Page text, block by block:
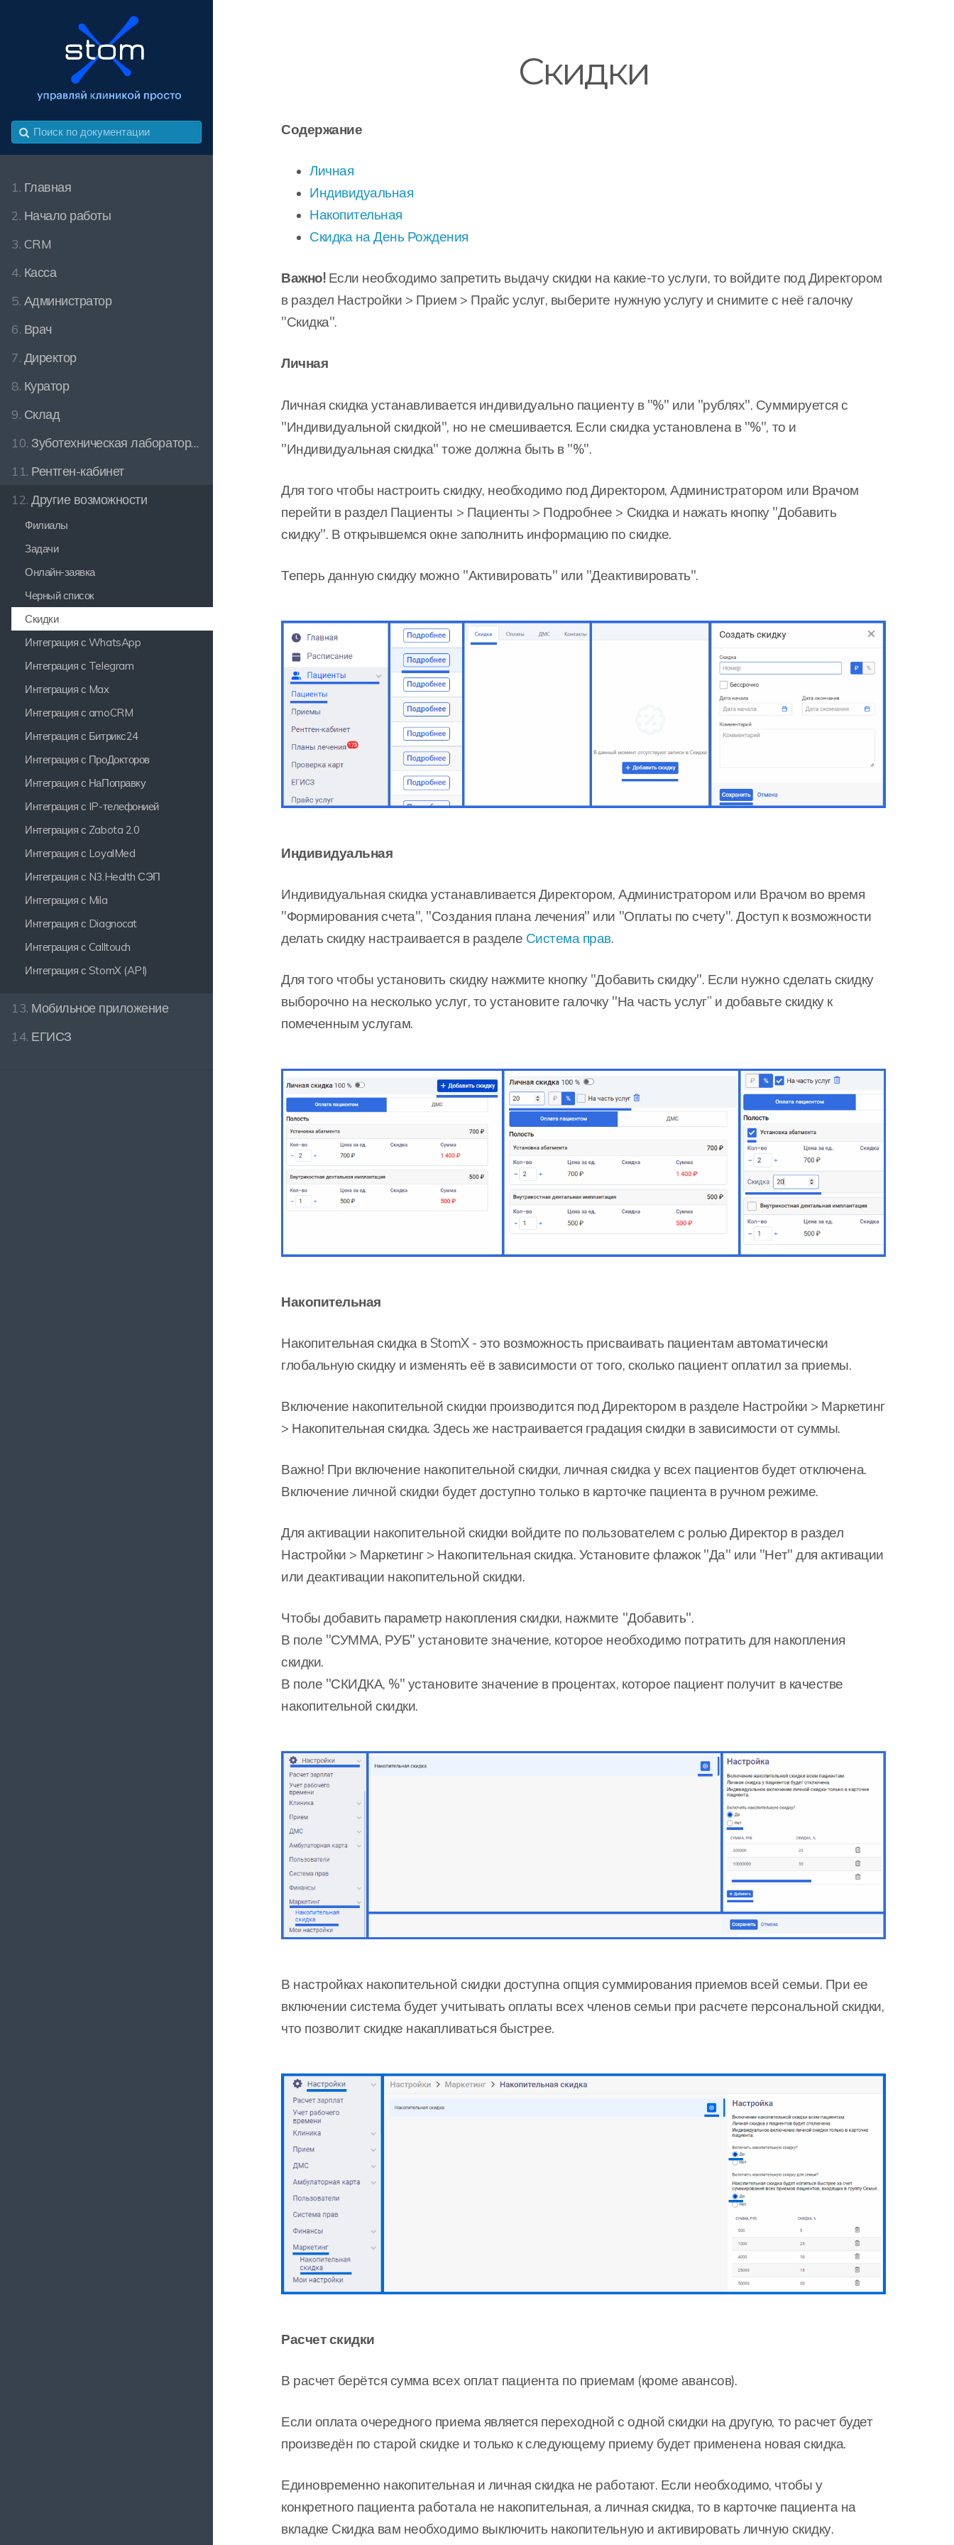
1. Главная
2. Начало работы
3. CRM
4. Касса
5. Администратор
6. Врач
7. Директор
8. Куратор
9. Склад
10. Зуботехническая лаборатория
11. Рентген-кабинет
12.Другие возможности
Филиалы
Задачи
Онлайн-заявка
Черный список
Скидки
Интеграция с WhatsApp
Интеграция с Telegram
Интеграция с Max
Интеграция с amoCRM
Интеграция с Битрикс24
Интеграция с ПроДокторов
Интеграция с НаПоправку
Интеграция с IP-телефонией
Интеграция с Zabota 2.0
Интеграция с LoyalMed
Интеграция с N3.Health СЭП
Интеграция с Mila
Интеграция с Diagnocat
Интеграция с Calltouch
Интеграция с StomX (API)
13. Мобильное приложение
14. ЕГИСЗ
Скидки
Содержание
Личная
Индивидуальная
Накопительная
Скидка на День Рождения
Важно!Если необходимо запретить выдачу скидки на какие-то услуги, то войдите под Директором
в раздел Настройки > Прием > Прайс услуг, выберите нужную услугу и снимите с неё галочку
"Скидка".
Личная
Личная скидка устанавливается индивидуально пациенту в "%" или "рублях". Суммируется с
"Индивидуальной скидкой", но не смешивается. Если скидка установлена в "%", то и
"Индивидуальная скидка" тоже должна быть в "%".
Для того чтобы настроить скидку, необходимо под Директором, Администратором или Врачом
перейти в раздел Пациенты > Пациенты > Подробнее > Скидка и нажать кнопку "Добавить
скидку". В открывшемся окне заполнить информацию по скидке.
Теперь данную скидку можно "Активировать" или "Деактивировать".
Индивидуальная
Индивидуальная скидка устанавливается Директором, Администратором или Врачом во время
"Формирования счета", "Создания плана лечения" или "Оплаты по счету". Доступ к возможности
делать скидку настраивается в разделе Система прав.
Для того чтобы установить скидку нажмите кнопку "Добавить скидку". Если нужно сделать скидку
выборочно на несколько услуг, то установите галочку "На часть услуг” и добавьте скидку к
помеченным услугам.
Накопительная
Накопительная скидка в StomX - это возможность присваивать пациентам автоматически
глобальную скидку и изменять её в зависимости от того, сколько пациент оплатил за приемы.
Включение накопительной скидки производится под Директором в разделе Настройки > Маркетинг
> Накопительная скидка. Здесь же настраивается градация скидки в зависимости от суммы.
Важно! При включение накопительной скидки, личная скидка у всех пациентов будет отключена.
Включение личной скидки будет доступно только в карточке пациента в ручном режиме.
Для активации накопительной скидки войдите по пользователем с ролью Директор в раздел
Настройки > Маркетинг > Накопительная скидка. Установите флажок "Да" или "Нет" для активации
или деактивации накопительной скидки.
Чтобы добавить параметр накопления скидки, нажмите "Добавить".
В поле "СУММА, РУБ" установите значение, которое необходимо потратить для накопления
скидки.
В поле "СКИДКА, %" установите значение в процентах, которое пациент получит в качестве
накопительной скидки.
В настройках накопительной скидки доступна опция суммирования приемов всей семьи. При ее
включении система будет учитывать оплаты всех членов семьи при расчете персональной скидки,
что позволит скидке накапливаться быстрее.
Расчет скидки
В расчет берётся сумма всех оплат пациента по приемам (кроме авансов).
Если оплата очередного приема является переходной с одной скидки на другую, то расчет будет
произведён по старой скидке и только к следующему приему будет применена новая скидка.
Единовременно накопительная и личная скидка не работают. Если необходимо, чтобы у
конкретного пациента работала не накопительная, а личная скидка, то в карточке пациента на
вкладке Скидка вам необходимо выключить накопительную и активировать личную скидку.